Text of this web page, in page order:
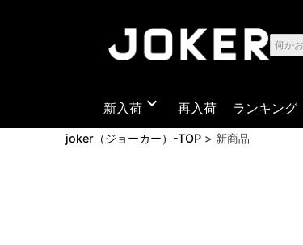
新入荷 expand_more 再入荷 ランキング
joker（ジョーカー）-TOP 新商品